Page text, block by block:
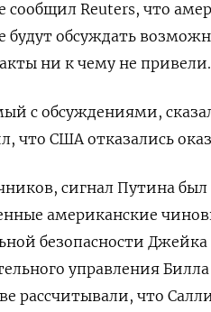
сообщил Reuters, что
будут обсуждать
ни к чему не привели.
с обсуждениями,
что США отказались
сигнал Путина
американские
безопасности
управления
рассчитывали, что